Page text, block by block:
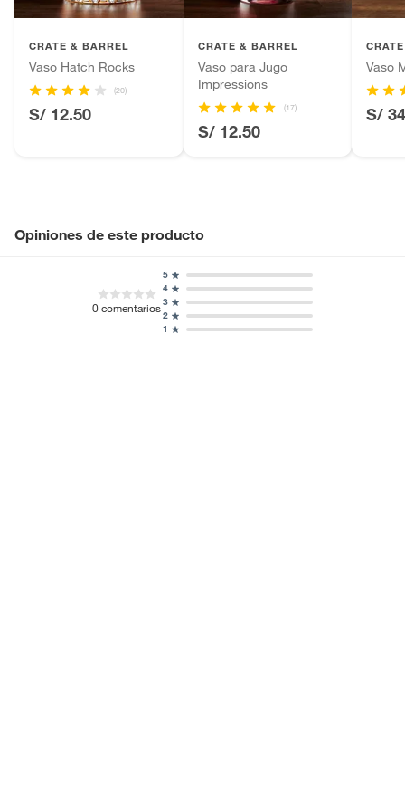
Plantas.
Productos que hayan sido previamente instalados.
Baterías de auto.
Motocicletas y bicicletas motorizadas.
Licores y cigarros electrónicos.
CRATE & BARREL
Vaso Hatch Rocks
(20)
S/ 12.50
CRATE & BARREL
Vaso para Jugo
Impressions
(17)
S/ 12.50
Vaso
S/
Opiniones de este producto
0comentarios
1
2
3
4
5